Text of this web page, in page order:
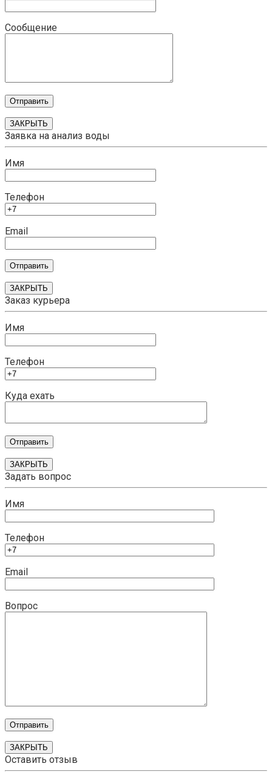
Сообщение
ЗАКРЫТЬ
Заявка на анализ воды
Имя
Телефон
Email
ЗАКРЫТЬ
Заказ курьера
Имя
Телефон
Куда ехать
ЗАКРЫТЬ
Задать вопрос
Имя
Телефон
Email
Вопрос
ЗАКРЫТЬ
Оставить отзыв